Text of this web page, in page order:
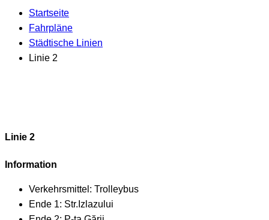
Startseite
Fahrpläne
Städtische Linien
Linie 2
Linie 2
Information
Verkehrsmittel: Trolleybus
Ende 1: Str.Izlazului